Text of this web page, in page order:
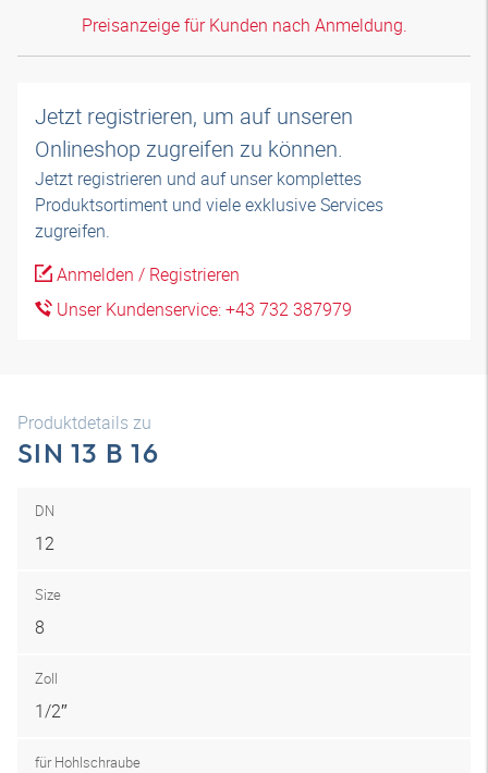
Preisanzeige für Kunden nach Anmeldung.
Jetzt registrieren, um auf unseren
Onlineshop zugreifen zu können.
Jetzt registrieren und auf unser komplettes
Produktsortiment und viele exklusive Services
zugreifen.
Anmelden / Registrieren
Unser Kundenservice: +43 732 387979
Produktdetails zu
SIN 13 B 16
DN
12
Size
8
Zoll
1/2″
für Hohlschraube